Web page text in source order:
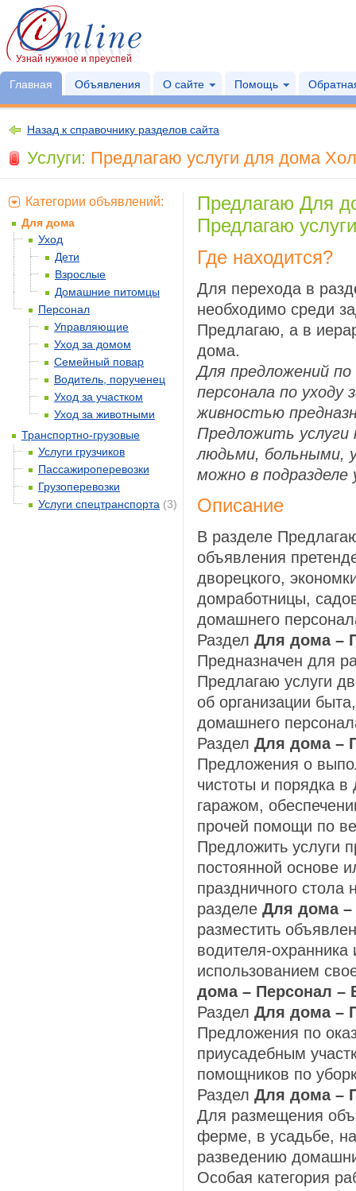
Узнай нужное и преуспей
Главная Объявления О сайте Помощь
Назад к справочнику разделов сайта
Услуги: Предлагаю услуги для дома
Предлагаю Для
Предлагаю
Где находится?
Для перехода в
необходимо среди
Предлагаю, а в
дома.
Для предложений
персонала по
живностью
Предложить
людьми, больными,
можно в
Описание
В разделе
объявления
дворецкого,
домработницы,
домашнего
Раздел Для дома –
Предназначен для
Предлагаю услуги
об организации
домашнего
Раздел Для дома –
Предложения о
чистоты и порядка
гаражом,
прочей помощи по
Предложить услуги
постоянной основе
праздничного
разделе Для дома –
разместить
водителя-
использованием
дома – Персонал –
Раздел Для дома –
Предложения по
приусадебным
помощников по
Раздел Для дома –
Для размещения
ферме, в усадьбе,
разведению
Особая категория
Категории объявлений:
Для дома
Уход
Дети
Взрослые
Домашние питомцы
Персонал
Управляющие
Уход за домом
Семейный повар
Водитель, порученец
Уход за участком
Уход за животными
Транспортно-грузовые
Услуги грузчиков
Пассажироперевозки
Грузоперевозки
Услуги спецтранспорта (3)